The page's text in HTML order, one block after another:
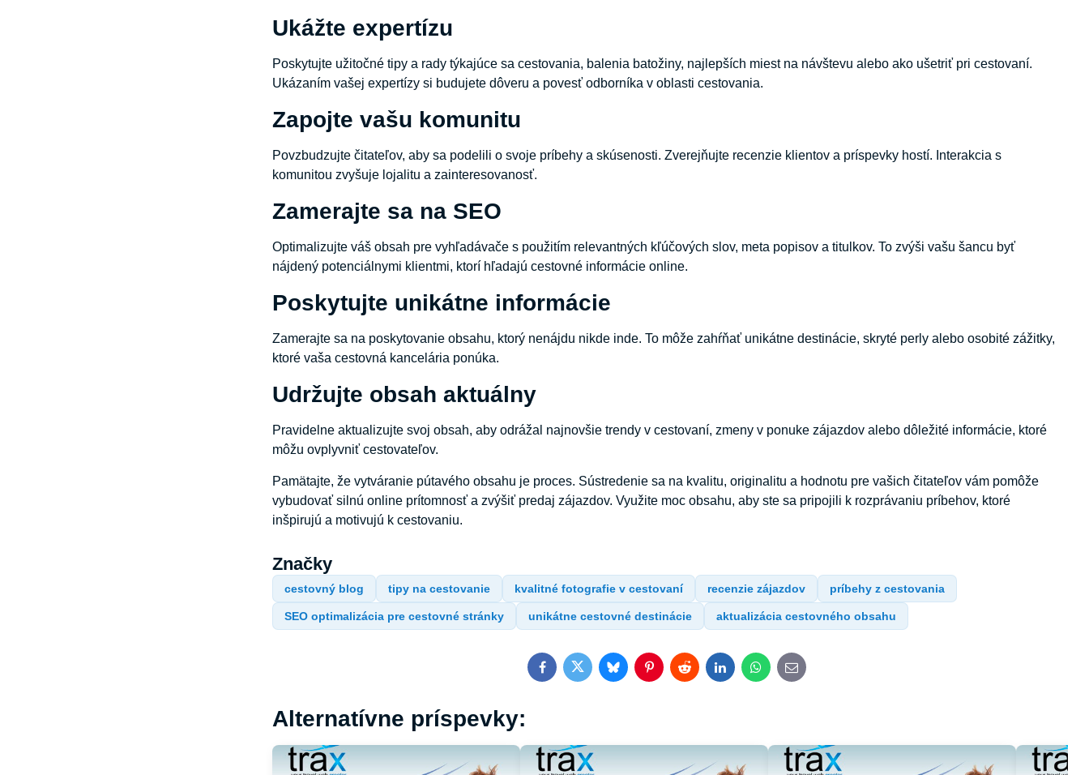
Ukážte expertízu
Poskytujte užitočné tipy a rady týkajúce sa cestovania, balenia batožiny, najlepších miest na návštevu alebo ako ušetriť pri cestovaní.
Ukázaním vašej expertízy si budujete dôveru a povesť odborníka v oblasti cestovania.
Zapojte vašu komunitu
Povzbudzujte čitateľov, aby sa podelili o svoje príbehy a skúsenosti. Zverejňujte recenzie klientov a príspevky hostí. Interakcia s
komunitou zvyšuje lojalitu a zainteresovanosť.
Zamerajte sa na SEO
Optimalizujte váš obsah pre vyhľadávače s použitím relevantných kľúčových slov, meta popisov a titulkov. To zvýši vašu šancu byť
nájdený potenciálnymi klientmi, ktorí hľadajú cestovné informácie online.
Poskytujte unikátne informácie
Zamerajte sa na poskytovanie obsahu, ktorý nenájdu nikde inde. To môže zahŕňať unikátne destinácie, skryté perly alebo osobité zážitky,
ktoré vaša cestovná kancelária ponúka.
Udržujte obsah aktuálny
Pravidelne aktualizujte svoj obsah, aby odrážal najnovšie trendy v cestovaní, zmeny v ponuke zájazdov alebo dôležité informácie, ktoré
môžu ovplyvniť cestovateľov.
Pamätajte, že vytváranie pútavého obsahu je proces. Sústredenie sa na kvalitu, originalitu a hodnotu pre vašich čitateľov vám pomôže
vybudovať silnú online prítomnosť a zvýšiť predaj zájazdov. Využite moc obsahu, aby ste sa pripojili k rozprávaniu príbehov, ktoré
inšpirujú a motivujú k cestovaniu.
Značky
cestovný blog tipy na cestovanie kvalitné fotografie v cestovaní recenzie zájazdov príbehy z cestovania
SEO optimalizácia pre cestovné stránky unikátne cestovné destinácie aktualizácia cestovného obsahu
FacebookTwitterBlueskyPinterestRedditLinkedInWhatsApp
E-
mail
Alternatívne príspevky: